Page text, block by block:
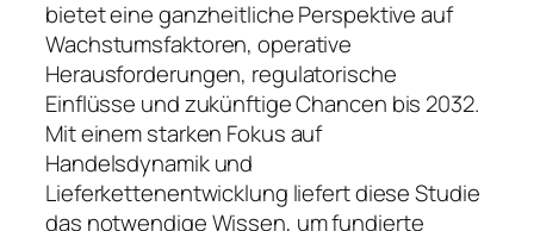
bietet eine ganzheitliche Perspektive auf
Wachstumsfaktoren, operative
Herausforderungen, regulatorische
Einflüsse und zukünftige Chancen bis 2032.
Mit einem starken Fokus auf
Handelsdynamik und
Lieferkettenentwicklung liefert diese Studie
das notwendige Wissen, um fundierte